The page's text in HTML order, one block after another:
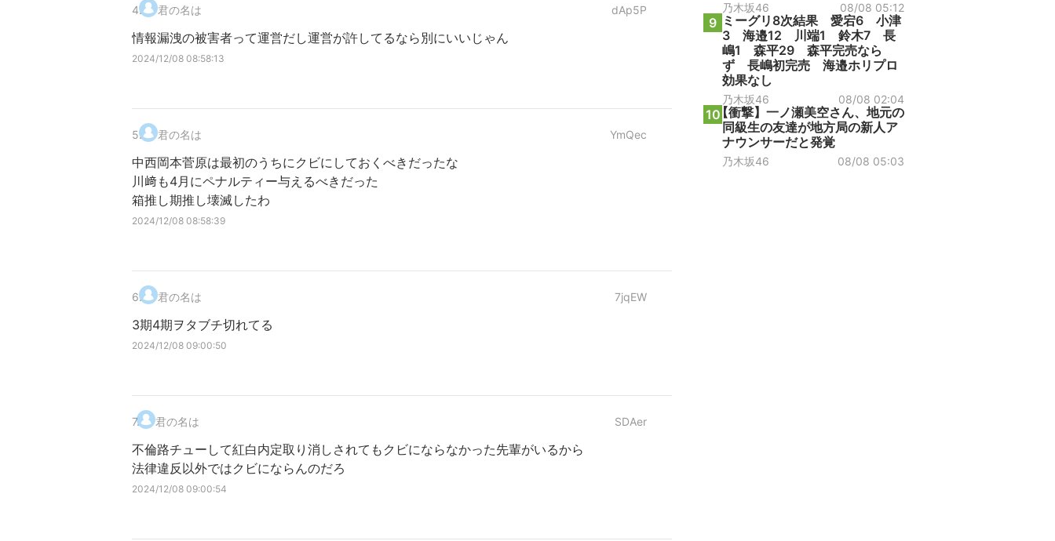
4. 君の名は dAp5P
情報漏洩の被害者って運営だし運営が許してるなら別にいいじゃん
2024/12/08 08:58:13
5. 君の名は YmQec
中西岡本菅原は最初のうちにクビにしておくべきだったな
川﨑も4月にペナルティー与えるべきだった
箱推し期推し壊滅したわ
2024/12/08 08:58:39
6. 君の名は 7jqEW
3期4期ヲタブチ切れてる
2024/12/08 09:00:50
7. 君の名は SDAer
不倫路チューして紅白内定取り消しされてもクビにならなかった先輩がいるから
法律違反以外ではクビにならんのだろ
2024/12/08 09:00:54
乃木坂46 08/08 05:12
9 ミーグリ8次結果 愛宕6 小津
3 海邉12 川端1 鈴木7 長
嶋1 森平29 森平完売なら
ず 長嶋初完売 海邉ホリプロ
効果なし
乃木坂46 08/08 02:04
10【衝撃】一ノ瀬美空さん、地元の
同級生の友達が地方局の新人ア
ナウンサーだと発覚
乃木坂46 08/08 05:03